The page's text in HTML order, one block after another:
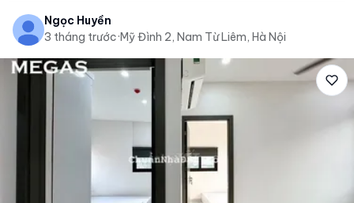
Ngọc Huyền
3 tháng trước·Mỹ Đình 2, Nam Từ Liêm, Hà Nội